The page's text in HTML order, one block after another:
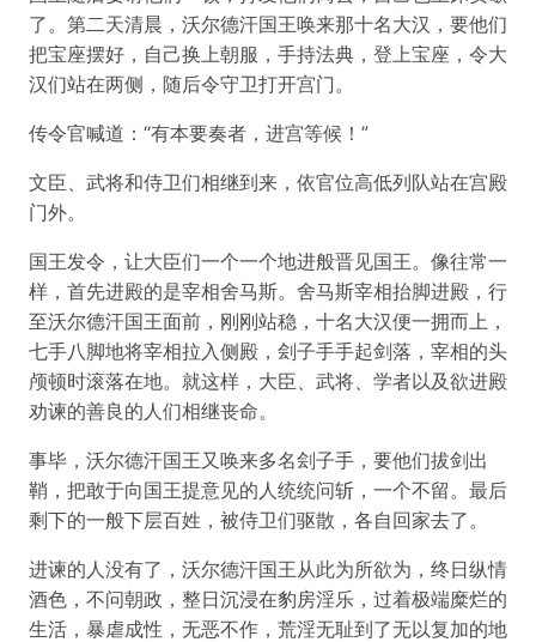
了。第二天清晨，沃尔德汗国王唤来那十名大汉，要他们
把宝座摆好，自己换上朝服，手持法典，登上宝座，令大
汉们站在两侧，随后令守卫打开宫门。
传令官喊道：“有本要奏者，进宫等候！”
文臣、武将和侍卫们相继到来，依官位高低列队站在宫殿
门外。
国王发令，让大臣们一个一个地进般晋见国王。像往常一
样，首先进殿的是宰相舍马斯。舍马斯宰相抬脚进殿，行
至沃尔德汗国王面前，刚刚站稳，十名大汉便一拥而上，
七手八脚地将宰相拉入侧殿，刽子手手起剑落，宰相的头
颅顿时滚落在地。就这样，大臣、武将、学者以及欲进殿
劝谏的善良的人们相继丧命。
事毕，沃尔德汗国王又唤来多名刽子手，要他们拔剑出
鞘，把敢于向国王提意见的人统统问斩，一个不留。最后
剩下的一般下层百姓，被侍卫们驱散，各自回家去了。
进谏的人没有了，沃尔德汗国王从此为所欲为，终日纵情
酒色，不问朝政，整日沉浸在豹房淫乐，过着极端糜烂的
生活，暴虐成性，无恶不作，荒淫无耻到了无以复加的地